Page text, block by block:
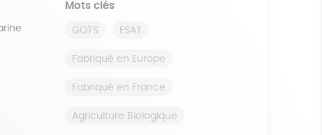
Mots clés
GOTS ESAT
Fabriqué en Europe
Fabriqué en France
Agriculture Biologique